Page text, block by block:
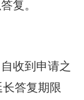
复。
收到申请之
答复期限